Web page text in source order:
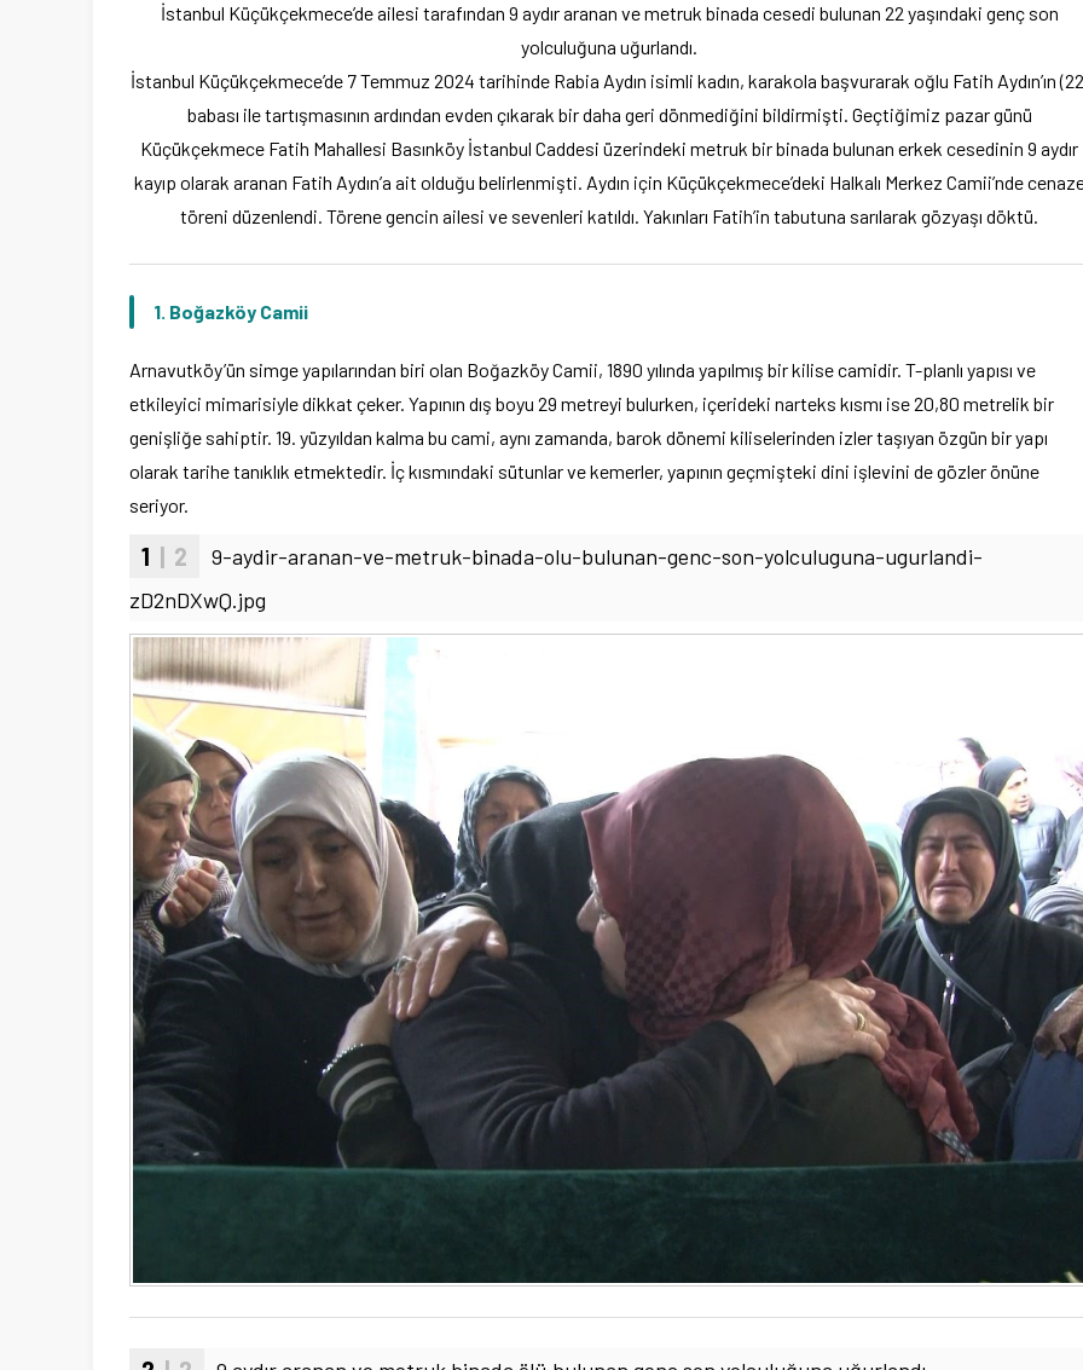
İstanbul Küçükçekmece’de ailesi tarafından 9 aydır aranan ve metruk binada cesedi bulunan 22 yaşındaki genç son
yolculuğuna uğurlandı.
İstanbul Küçükçekmece’de 7 Temmuz 2024 tarihinde Rabia Aydın isimli kadın, karakola başvurarak oğlu Fatih Aydın’ın
babası ile tartışmasının ardından evden çıkarak bir daha geri dönmediğini bildirmişti. Geçtiğimiz pazar günü
Küçükçekmece Fatih Mahallesi Basınköy İstanbul Caddesi üzerindeki metruk bir binada bulunan erkek cesedinin 9 aydır
kayıp olarak aranan Fatih Aydın’a ait olduğu belirlenmişti. Aydın için Küçükçekmece’deki Halkalı Merkez Camii’nde
töreni düzenlendi. Törene gencin ailesi ve sevenleri katıldı. Yakınları Fatih’in tabutuna sarılarak gözyaşı döktü.
1. Boğazköy Camii
Arnavutköy’ün simge yapılarından biri olan Boğazköy Camii, 1890 yılında yapılmış bir kilise camidir. T-planlı yapısı ve
etkileyici mimarisiyle dikkat çeker. Yapının dış boyu 29 metreyi bulurken, içerideki narteks kısmı ise 20,80 metrelik bir
genişliğe sahiptir. 19. yüzyıldan kalma bu cami, aynı zamanda, barok dönemi kiliselerinden izler taşıyan özgün bir yapı
olarak tarihe tanıklık etmektedir. İç kısmındaki sütunlar ve kemerler, yapının geçmişteki dini işlevini de gözler önüne
seriyor.
1 | 2
9-aydir-aranan-ve-metruk-binada-olu-bulunan-genc-son-yolculuguna-ugurlandi-
zD2nDXwQ.jpg